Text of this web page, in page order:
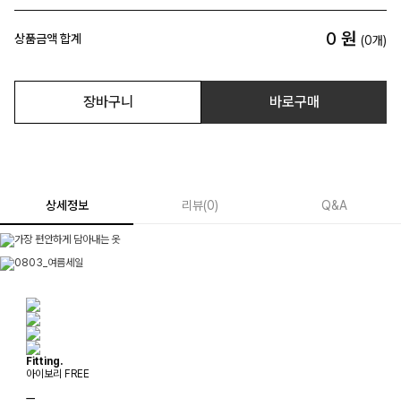
상품금액 합계 0 원 (0개)
장바구니 바로구매
상세정보 리뷰(0) Q&A
Fitting.
아이보리 FREE
ㅡ